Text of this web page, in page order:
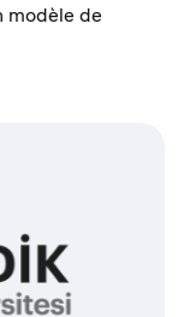
modèle de